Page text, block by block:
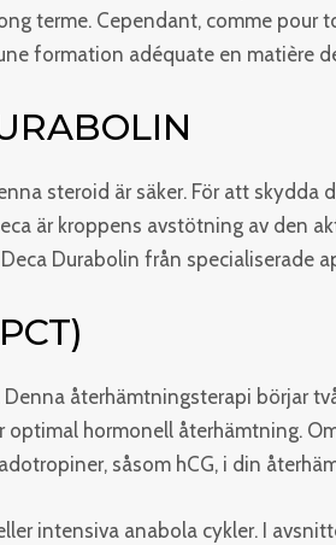
terme. Cependant, comme
formation adéquate en matière
steroid är säker. För att
är kroppens avstötning av den
Durabolin från specialiserade
återhämtningsterapi börjar
hormonell återhämtning.
såsom hCG, i din
intensiva anabola cykler. I